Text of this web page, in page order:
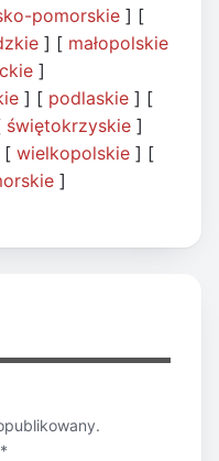
pomorskie ] [
] [ małopolskie
]
] [ podlaskie ] [
świętokrzyskie]
wielkopolskie] [
]
*